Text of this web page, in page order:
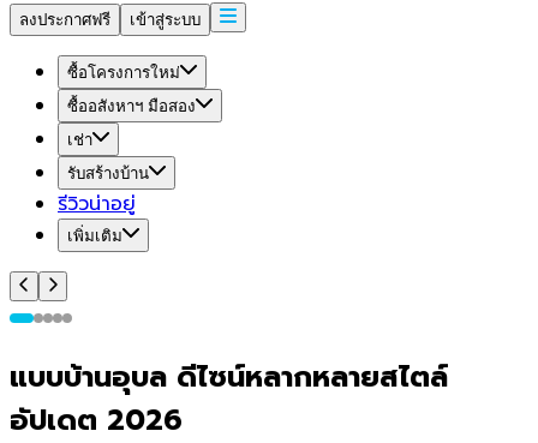
ลงประกาศฟรี เข้าสู่ระบบ
ซื้อโครงการใหม่
ซื้ออสังหาฯ มือสอง
เช่า
รับสร้างบ้าน
รีวิวน่าอยู่
เพิ่มเติม
แบบบ้านอุบล ดีไซน์หลากหลายสไตล์
อัปเดต 2026